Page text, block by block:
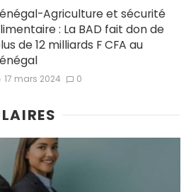
Agriculture et sécurité
: La BAD fait don de
de 12 milliards F CFA au
17 mars 2024 0